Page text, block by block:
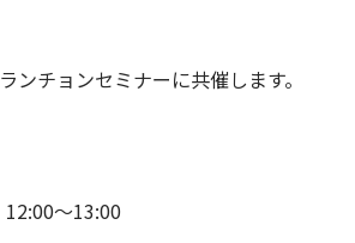
チョンセミナーに共催します。
～13:00